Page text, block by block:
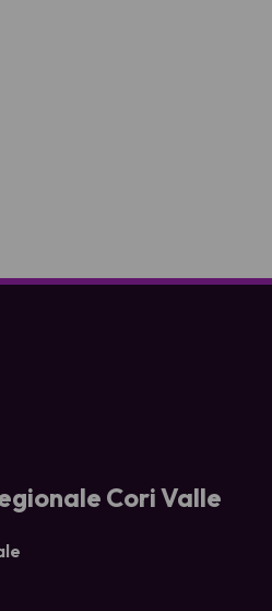
Cori Valle